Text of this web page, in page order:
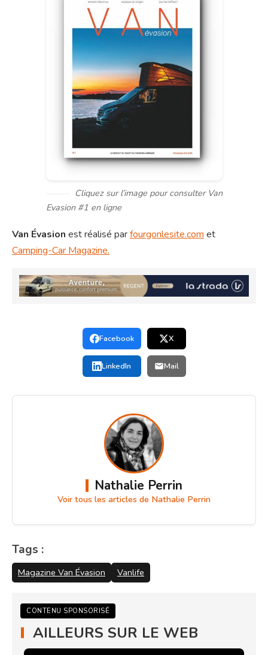
Cliquez sur l’image pour consulter Van
Evasion #1 en ligne
Van Évasion est réalisé parfourgonlesite.com et
Camping-Car Magazine.
Facebook X
LinkedIn Mail
Nathalie Perrin
Voir tous les articles de Nathalie Perrin
Tags :
Magazine Van Évasion Vanlife
CONTENU SPONSORISÉ
AILLEURS SUR LE WEB